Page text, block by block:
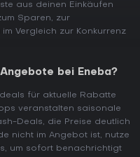
aus deinen Einkäufen
Sparen, zur
Vergleich zur Konkurrenz
bei Eneba?
für aktuelle Rabatte
veranstalten saisonale
Deals, die Preise deutlich
nicht im Angebot ist, nutze
um sofort benachrichtigt